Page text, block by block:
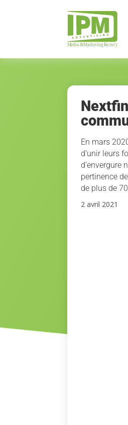
En mars
d’unir leurs
d’envergure
pertinence
de plus de
2 avril 2021